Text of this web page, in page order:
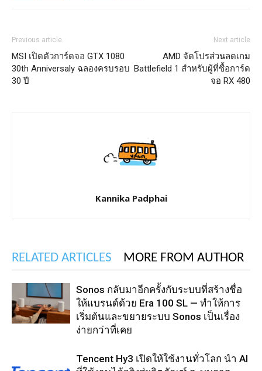
Previous article
MSI เปิดตัวการ์ดจอ GTX 1080
30th Anniversaly ฉลองครบรอบ
30 ปี
Next article
AMD จัดโปรส่วนลดเกม
Battlefield 1 สำหรับผู้ที่ซื้อการ์ด
จอ RX 480
Kannika Padphai
RELATED ARTICLES MORE FROM AUTHOR
Sonos กลับมาอีกครั้งกับระบบที่สร้างชื่อ
ให้แบรนด์ด้วย Era 100 SL — ทำให้การ
เริ่มต้นและขยายระบบ Sonos เป็นเรื่อง
ง่ายกว่าที่เคย
Tencent Hy3 เปิดให้ใช้งานทั่วโลก นำ AI